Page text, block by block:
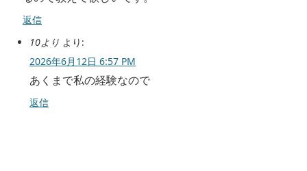
返信
10より より:
2026年6月12日 6:57 PM
あくまで私の経験なので
返信